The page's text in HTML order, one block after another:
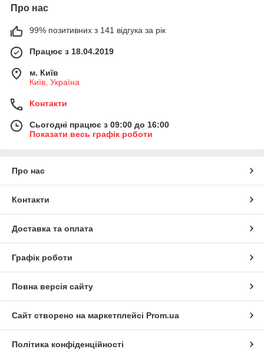
Про нас
99% позитивних з 141 відгука за рік
Працює з 18.04.2019
м. Київ
Київ, Україна
Контакти
Сьогодні працює з 09:00 до 16:00
Показати весь графік роботи
Про нас
Контакти
Доставка та оплата
Графік роботи
Повна версія сайту
Сайт створено на маркетплейсі Prom.ua
Політика конфіденційності